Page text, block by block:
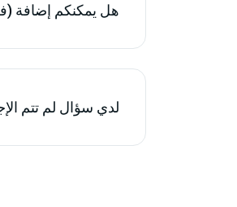
هل يمكنكم إضافة
لدي سؤال لم تتم